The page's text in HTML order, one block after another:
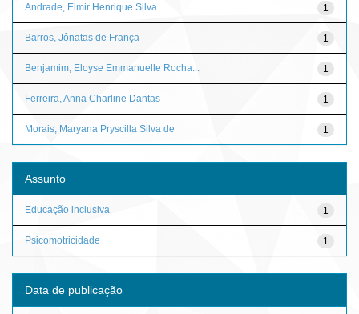
1
Andrade, Elmir Henrique Silva
1
Barros, Jônatas de França
1
Benjamim, Eloyse Emmanuelle Rocha...
1
Ferreira, Anna Charline Dantas
1
Morais, Maryana Pryscilla Silva de
Assunto
1
Educação inclusiva
1
Psicomotricidade
Data de publicação